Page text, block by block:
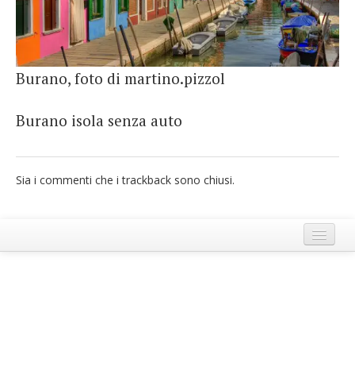
Spanish
French
Italiano
Burano, foto di martino.pizzol
Burano isola senza auto
Sia i commenti che i trackback sono chiusi.